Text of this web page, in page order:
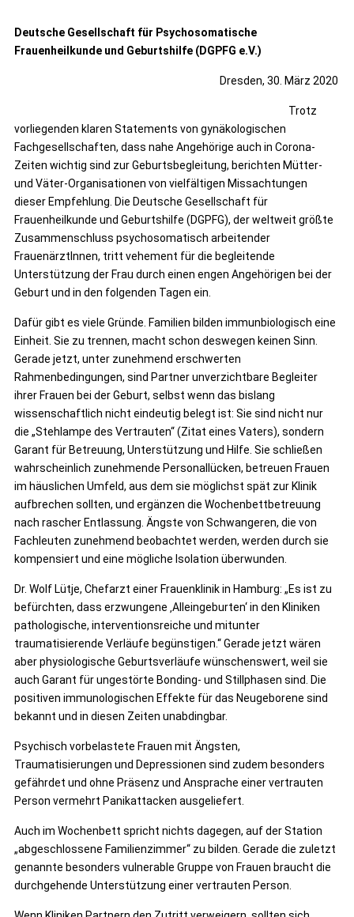
Deutsche Gesellschaft für Psychosomatische
Frauenheilkunde und Geburtshilfe (DGPFG e.V.)
Dresden, 30. März 2020
Trotz
vorliegenden klaren Statements von gynäkologischen
Fachgesellschaften, dass nahe Angehörige auch in Corona-
Zeiten wichtig sind zur Geburtsbegleitung, berichten Mütter-
und Väter-Organisationen von vielfältigen Missachtungen
dieser Empfehlung. Die Deutsche Gesellschaft für
Frauenheilkunde und Geburtshilfe (DGPFG), der weltweit größte
Zusammenschluss psychosomatisch arbeitender
FrauenärztInnen, tritt vehement für die begleitende
Unterstützung der Frau durch einen engen Angehörigen bei der
Geburt und in den folgenden Tagen ein.
Dafür gibt es viele Gründe. Familien bilden immunbiologisch eine
Einheit. Sie zu trennen, macht schon deswegen keinen Sinn.
Gerade jetzt, unter zunehmend erschwerten
Rahmenbedingungen, sind Partner unverzichtbare Begleiter
ihrer Frauen bei der Geburt, selbst wenn das bislang
wissenschaftlich nicht eindeutig belegt ist: Sie sind nicht nur
die „Stehlampe des Vertrauten“ (Zitat eines Vaters), sondern
Garant für Betreuung, Unterstützung und Hilfe. Sie schließen
wahrscheinlich zunehmende Personallücken, betreuen Frauen
im häuslichen Umfeld, aus dem sie möglichst spät zur Klinik
aufbrechen sollten, und ergänzen die Wochenbettbetreuung
nach rascher Entlassung. Ängste von Schwangeren, die von
Fachleuten zunehmend beobachtet werden, werden durch sie
kompensiert und eine mögliche Isolation überwunden.
Dr. Wolf Lütje, Chefarzt einer Frauenklinik in Hamburg: „Es ist zu
befürchten, dass erzwungene ‚Alleingeburten‘ in den Kliniken
pathologische, interventionsreiche und mitunter
traumatisierende Verläufe begünstigen.“ Gerade jetzt wären
aber physiologische Geburtsverläufe wünschenswert, weil sie
auch Garant für ungestörte Bonding- und Stillphasen sind. Die
positiven immunologischen Effekte für das Neugeborene sind
bekannt und in diesen Zeiten unabdingbar.
Psychisch vorbelastete Frauen mit Ängsten,
Traumatisierungen und Depressionen sind zudem besonders
gefährdet und ohne Präsenz und Ansprache einer vertrauten
Person vermehrt Panikattacken ausgeliefert.
Auch im Wochenbett spricht nichts dagegen, auf der Station
„abgeschlossene Familienzimmer“ zu bilden. Gerade die zuletzt
genannte besonders vulnerable Gruppe von Frauen braucht die
durchgehende Unterstützung einer vertrauten Person.